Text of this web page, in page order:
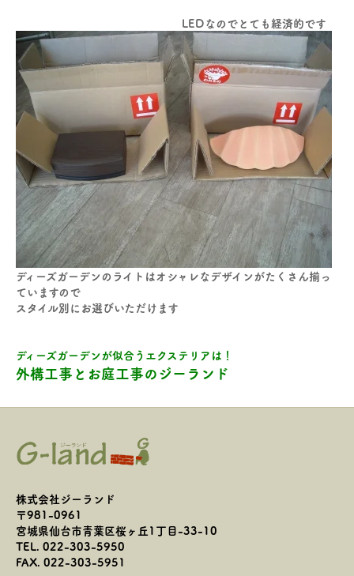
LEDなのでとても経済的です
ディーズガーデンのライトはオシャレなデザインがたくさん揃っ
ていますので
スタイル別にお選びいただけます
ディーズガーデンが似合うエクステリアは！
外構工事とお庭工事のジーランド
株式会社ジーランド
〒981-0961
宮城県仙台市青葉区桜ヶ丘1丁目-33-10
TEL. 022-303-5950
FAX. 022-303-5951